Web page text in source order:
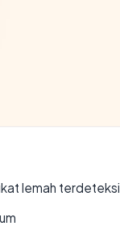
lemah terdeteksi